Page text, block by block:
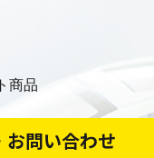
商品
お問い合わせ